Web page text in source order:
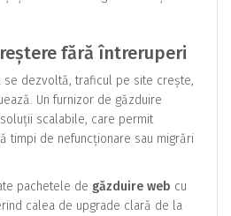
fără întreruperi
se dezvoltă, traficul pe site crește,
Un furnizor de găzduire
scalabile, care permit
timpi de nefuncționare sau migrări
pachetele de găzduire web cu
calea de upgrade clară de la